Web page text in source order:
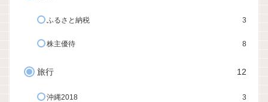
ふるさと納税 3
株主優待 8
旅行 12
沖縄2018 3